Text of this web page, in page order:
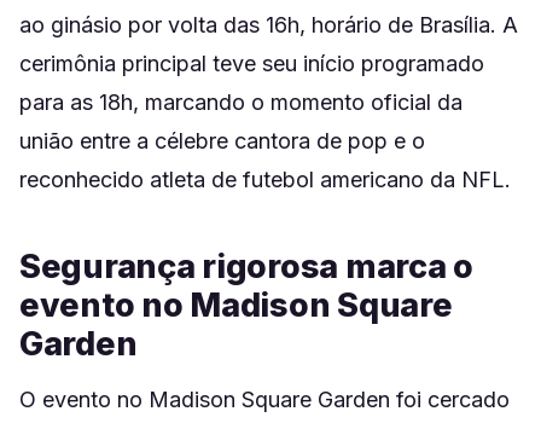
ao ginásio por volta das 16h, horário de Brasília. A
cerimônia principal teve seu início programado
para as 18h, marcando o momento oficial da
união entre a célebre cantora de pop e o
reconhecido atleta de futebol americano da NFL.
Segurança rigorosa marca o
evento no Madison Square
Garden
O evento no Madison Square Garden foi cercado